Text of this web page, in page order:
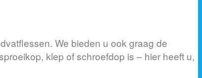
We bieden u ook graag de
klep of schroefdop is – hier heeft u,